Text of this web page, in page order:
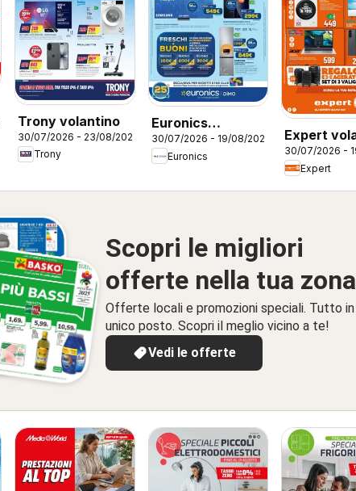
Trony volantino
30/07/2026 - 23/08/2026
Trony
Euronics
volantino
30/07/2026 - 19/08/2026
Euronics
Expert
30/07/2026 -
Expert
Scopri le migliori
offerte nella tua zona
Offerte locali e promozioni speciali. Tutto in
unico posto. Scopri il meglio vicino a te!
Vedi le offerte